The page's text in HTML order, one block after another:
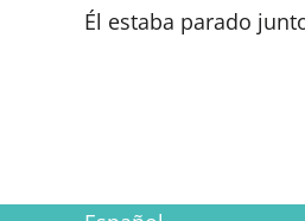
Él estaba parado